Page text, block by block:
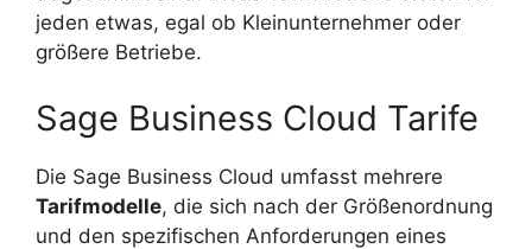
jeden etwas, egal ob Kleinunternehmer oder
größere Betriebe.
Sage Business Cloud Tarife
Die Sage Business Cloud umfasst mehrere
Tarifmodelle, die sich nach der Größenordnung
und den spezifischen Anforderungen eines